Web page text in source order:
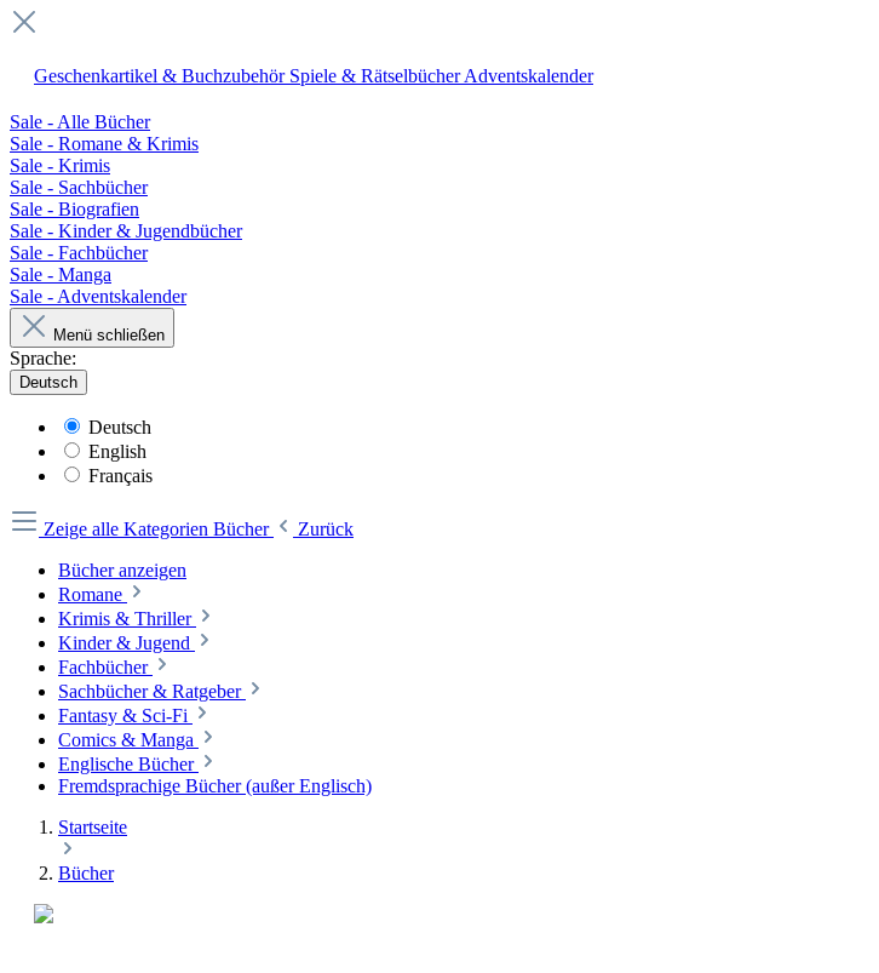
Geschenkartikel & Buchzubehör Spiele & RätselbücherAdventskalender
Sale - Alle Bücher
Sale - Romane & Krimis
Sale - Krimis
Sale - Sachbücher
Sale - Biografien
Sale - Kinder & Jugendbücher
Sale - Fachbücher
Sale - Manga
Sale - Adventskalender
Menü schließen
Sprache:
Deutsch
Deutsch
English
Français
Zeige alle Kategorien Bücher
Zurück
Bücher anzeigen
Romane
Krimis & Thriller
Kinder & Jugend
Fachbücher
Sachbücher & Ratgeber
Fantasy & Sci-Fi
Comics & Manga
Englische Bücher
Fremdsprachige Bücher (außer Englisch)
Startseite
Bücher